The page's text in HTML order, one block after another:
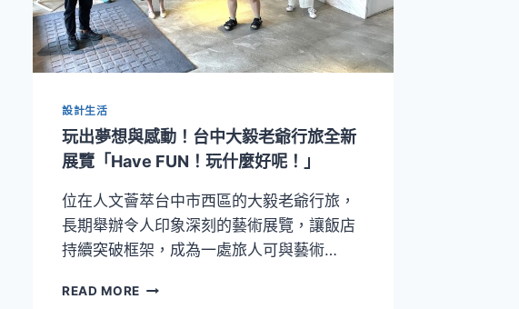
設計生活
玩出夢想與感動！台中大毅老爺行旅全新
展覽「Have FUN！玩什麼好呢！」
位在人文薈萃台中市西區的大毅老爺行旅，
長期舉辦令人印象深刻的藝術展覽，讓飯店
持續突破框架，成為一處旅人可與藝術…
READ MORE